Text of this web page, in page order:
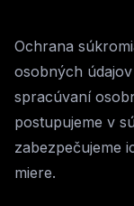
Ochrana
osobných
spracúvaní
postupujeme v
zabezpečujeme
miere.